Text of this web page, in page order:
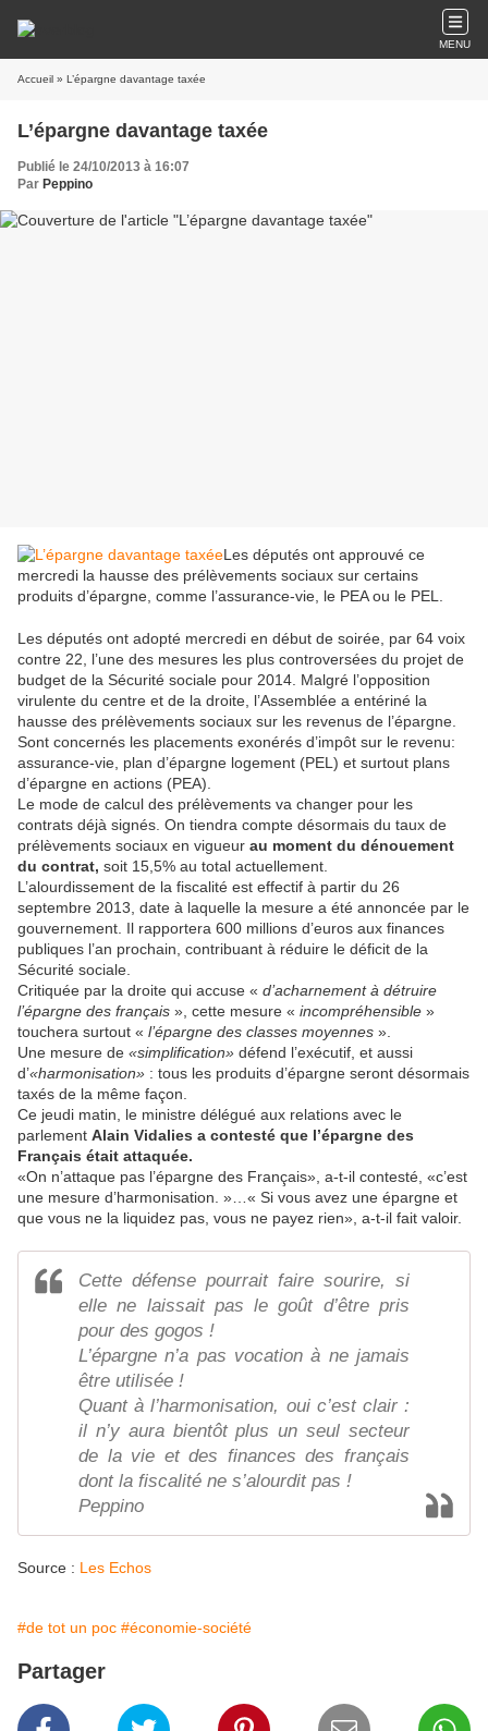
MENU
Accueil » L’épargne davantage taxée
L’épargne davantage taxée
Publié le 24/10/2013 à 16:07
Par Peppino
Les députés ont approuvé ce
mercredi la hausse des prélèvements sociaux sur certains
produits d’épargne, comme l’assurance-vie, le PEA ou le PEL.
Les députés ont adopté mercredi en début de soirée, par 64 voix
contre 22, l’une des mesures les plus controversées du projet de
budget de la Sécurité sociale pour 2014. Malgré l’opposition
virulente du centre et de la droite, l’Assemblée a entériné la
hausse des prélèvements sociaux sur les revenus de l’épargne.
Sont concernés les placements exonérés d’impôt sur le revenu:
assurance-vie, plan d’épargne logement (PEL) et surtout plans
d’épargne en actions (PEA).
Le mode de calcul des prélèvements va changer pour les
contrats déjà signés. On tiendra compte désormais du taux de
prélèvements sociaux en vigueur au moment du dénouement
du contrat, soit 15,5% au total actuellement.
L’alourdissement de la fiscalité est effectif à partir du 26
septembre 2013, date à laquelle la mesure a été annoncée par le
gouvernement. Il rapportera 600 millions d’euros aux finances
publiques l’an prochain, contribuant à réduire le déficit de la
Sécurité sociale.
Critiquée par la droite qui accuse « d’acharnement à détruire
l’épargne des français », cette mesure « incompréhensible »
touchera surtout « l’épargne des classes moyennes ».
Une mesure de «simplification» défend l’exécutif, et aussi
d’«harmonisation» : tous les produits d’épargne seront désormais
taxés de la même façon.
Ce jeudi matin, le ministre délégué aux relations avec le
parlement Alain Vidalies a contesté que l’épargne des
Français était attaquée.
«On n’attaque pas l’épargne des Français», a-t-il contesté, «c’est
une mesure d’harmonisation. »…« Si vous avez une épargne et
que vous ne la liquidez pas, vous ne payez rien», a-t-il fait valoir.
Cette défense pourrait faire sourire, si
elle ne laissait pas le goût d’être pris
pour des gogos !
L’épargne n’a pas vocation à ne jamais
être utilisée !
Quant à l’harmonisation, oui c’est clair :
il n’y aura bientôt plus un seul secteur
de la vie et des finances des français
dont la fiscalité ne s’alourdit pas !
Peppino
Source : Les Echos
#de tot un poc #économie-société
Partager